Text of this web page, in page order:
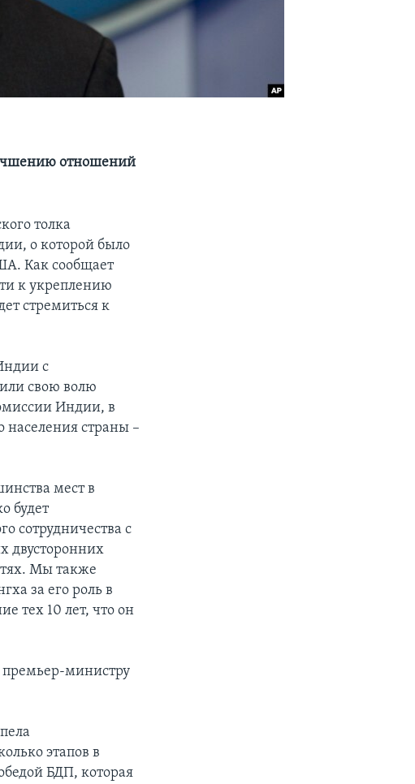
отношений
толка
о которой было
Как сообщает
к укреплению
стремиться к
с
свою волю
Индии, в
населения страны –
мест в
будет
сотрудничества с
двусторонних
Мы также
за его роль в
тех 10 лет, что он
премьер-министру
этапов в
БДП, которая